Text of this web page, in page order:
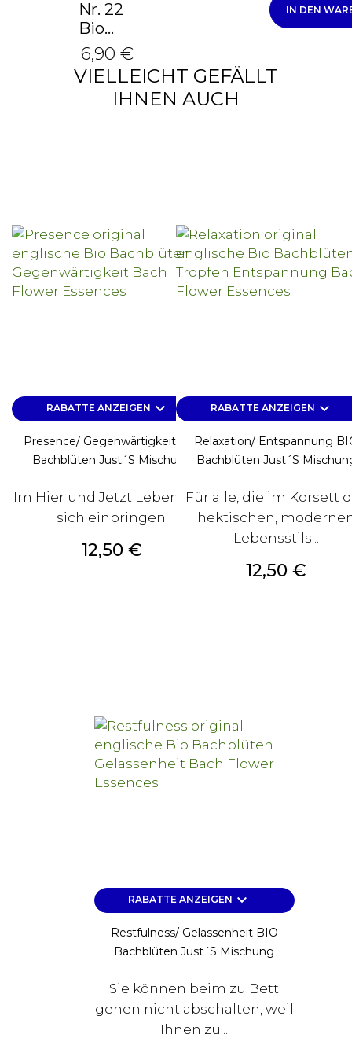
Nr. 22
Bio...
6,90 €
IN DEN
VIELLEICHT GEFÄLLT
IHNEN AUCH
RABATTE ANZEIGEN keyboard_arrow_down
Presence/ Gegenwärtigkeit BIO
Bachblüten Just´s Mischung
Im Hier und Jetzt Leben und
sich einbringen.
Preis
12,50 €
RABATTE ANZEIGEN keyboard_arrow_down
Relaxation/ Entspannung
Bachblüten Just´s
Für alle, die im Korsett
hektischen,
Lebensstils...
Preis
12,50 €
RABATTE ANZEIGEN keyboard_arrow_down
Restfulness/ Gelassenheit BIO
Bachblüten Just´s Mischung
Sie können beim zu Bett
gehen nicht abschalten, weil
Ihnen zu...